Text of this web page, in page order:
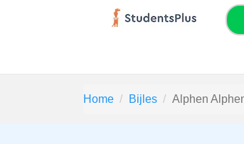
Home Bijles Alphen